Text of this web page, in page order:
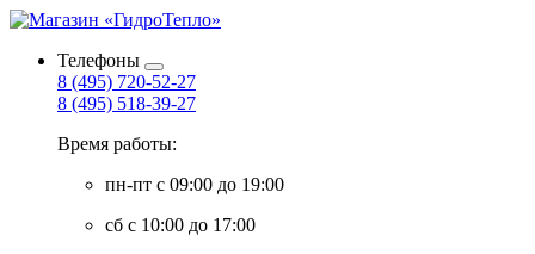
Телефоны
8 (495) 720-52-27
8 (495) 518-39-27
Время работы:
пн-пт с 09:00 до 19:00
сб с 10:00 до 17:00